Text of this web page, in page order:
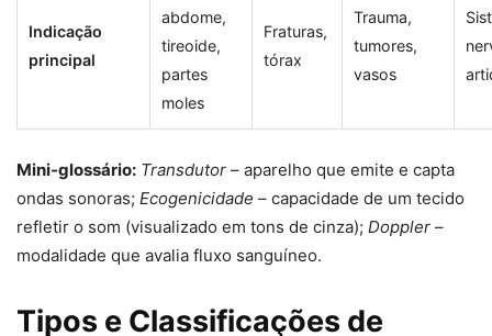
Indicação
principal
abdome,
tireoide,
partes
moles
Fraturas,
tórax
Trauma,
tumores,
vasos
Mini‑glossário: Transdutor – aparelho que emite e capta
ondas sonoras; Ecogenicidade – capacidade de um tecido
refletir o som (visualizado em tons de cinza); Doppler –
modalidade que avalia fluxo sanguíneo.
Tipos e Classificações de